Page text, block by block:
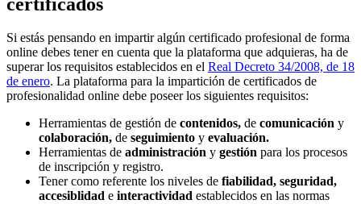
Si estás pensando en impartir algún certificado profesional de forma
online debes tener en cuenta que la plataforma que adquieras, ha de
superar los requisitos establecidos en el Real Decreto 34/2008, de 18
de enero. La plataforma para la impartición de certificados de
profesionalidad online debe poseer los siguientes requisitos:
Herramientas de gestión de contenidos, de comunicación y
colaboración, de seguimiento y evaluación.
Herramientas de administración y gestión para los procesos
de inscripción y registro.
Tener como referente los niveles de fiabilidad, seguridad,
accesiblidad e interactividad establecidos en las normas